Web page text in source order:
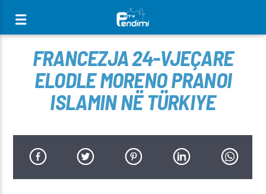
FRANCEZJA 24-VJEÇARE
ELODLE MORENO PRANOI
ISLAMIN NË TÜRKIYE